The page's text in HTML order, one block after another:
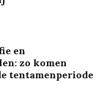
en
zo komen
tentamenperiode